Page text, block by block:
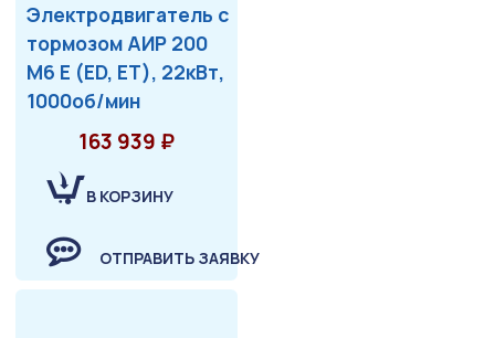
Электродвигатель с
тормозом АИР 200
М6 Е (ED, ET), 22кВт,
1000об/мин
163 939 ₽
В КОРЗИНУ
ОТПРАВИТЬ ЗАЯВКУ